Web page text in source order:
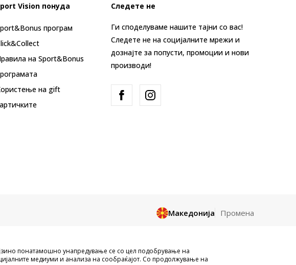
Vision понуда
програм
на Sport&Bonus
на gift
Следете не
Ги споделуваме нашите тајни со вас!
Следете не на социјалните мрежи и
дознајте за попусти, промоции и нови
производи!
Македонија Промена
Vision, делумно или целосно a се однесува на логоа,
да се објавуваат или да се користат за било какви цели,
понатамошно унапредување се со цел подобрување на
медиуми и анализа на сообраќајот. Со продолжување на